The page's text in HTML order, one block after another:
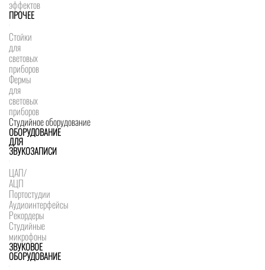
эффектов
ПРОЧЕЕ
Стойки
для
световых
приборов
Фермы
для
световых
приборов
Студийное оборудование
ОБОРУДОВАНИЕ
ДЛЯ
ЗВУКОЗАПИСИ
ЦАП/
АЦП
Портостудии
Аудиоинтерфейсы
Рекордеры
Студийные
микрофоны
ЗВУКОВОЕ
ОБОРУДОВАНИЕ